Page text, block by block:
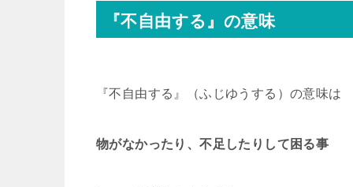
『不自由する』の意味
『不自由する』（ふじゆうする）の意味は
物がなかったり、不足したりして困る事